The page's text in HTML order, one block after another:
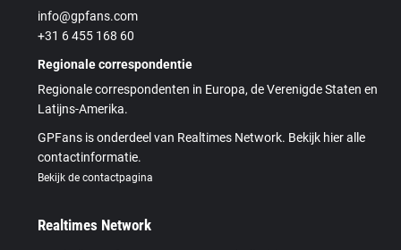
info@gpfans.com
+31 6 455 168 60
Regionale correspondentie
Regionale correspondenten in Europa, de Verenigde Staten en
Latijns-Amerika.
GPFans is onderdeel van Realtimes Network. Bekijk hier alle
contactinformatie.
Bekijk de contactpagina
Realtimes Network